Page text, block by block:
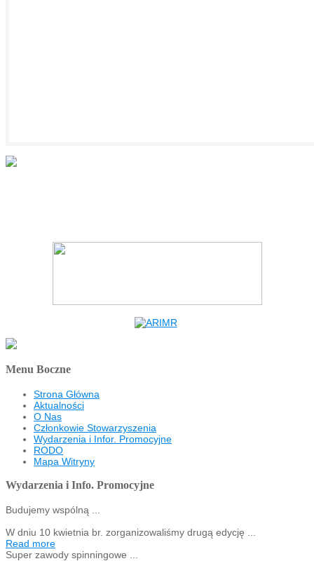
Menu Boczne
Strona Główna
Aktualności
O Nas
Członkowie Stowarzyszenia
Wydarzenia i Infor. Promocyjne
RODO
Mapa Witryny
Wydarzenia i Info. Promocyjne
Budujemy wspólną ...
W dniu 10 kwietnia br. zorganizowaliśmy drugą edycję ...
Read more
Super zawody spinningowe ...